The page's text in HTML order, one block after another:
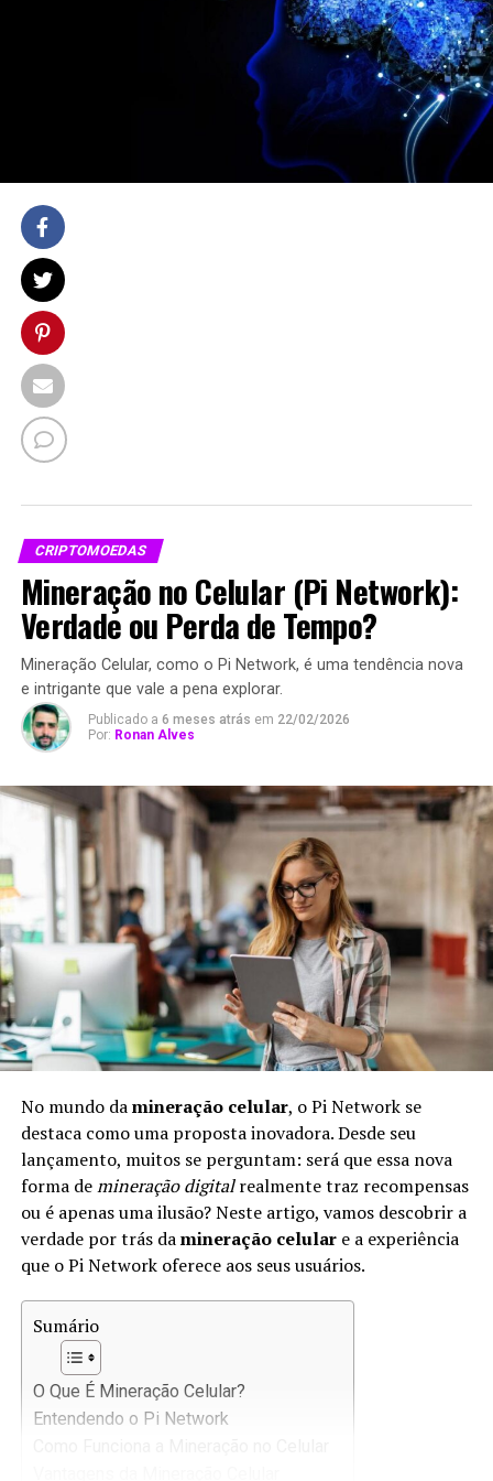
CRIPTOMOEDAS
Mineração no Celular (Pi Network):
Verdade ou Perda de Tempo?
Mineração Celular, como o Pi Network, é uma tendência nova
e intrigante que vale a pena explorar.
Publicado a 6 meses atrás em 22/02/2026
Por: Ronan Alves
No mundo damineração celular, o Pi Network se
destaca como uma proposta inovadora. Desde seu
lançamento, muitos se perguntam: será que essa nova
forma demineração digitalrealmente traz recompensas
ou é apenas uma ilusão? Neste artigo, vamos descobrir a
verdade por trás damineração celulare a experiência
que o Pi Network oferece aos seus usuários.
Sumário
O Que É Mineração Celular?
Entendendo o Pi Network